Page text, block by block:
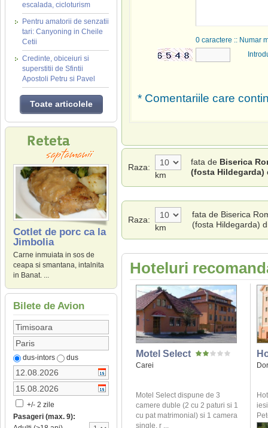
escalada, cicloturism
Pentru amatorii de senzatii
tari: Canyoning in Cheile
Cetii
Credinte, obiceiuri si
superstitii de Sfintii
Apostoli Petru si Pavel
Toate articolele
Cotlet de porc ca la
Jimbolia
Carne inmuiata in sos de
ceapa si smantana, intalnita
in Banat. ...
Bilete de Avion
dus-intors dus
+/- 2 zile
Pasageri (max. 9):
0 caractere :: Numar
* Comentariile care
Raza:
km
fata de Biserica
(fosta Hildegarda)
Raza:
km
fata de Biserica
(fosta Hildegarda)
Hoteluri
Motel Select
Carei
Motel Select dispune de 3
camere duble (2 cu 2 paturi si 1
cu pat matrimonial) si 1 camera
single, r ...